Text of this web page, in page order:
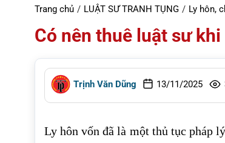
Trang chủ LUẬT SƯ TRANH TỤNG Ly hôn,
Có nên thuê luật sư
Trịnh Văn Dũng 13/11/2025
Ly hôn vốn đã là một thủ tục pháp